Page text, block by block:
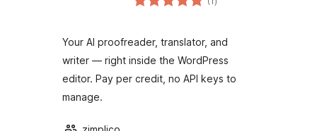
の
Your AI proofreader, translator, and
writer — right inside the WordPress
editor. Pay per credit, no API keys to
manage.